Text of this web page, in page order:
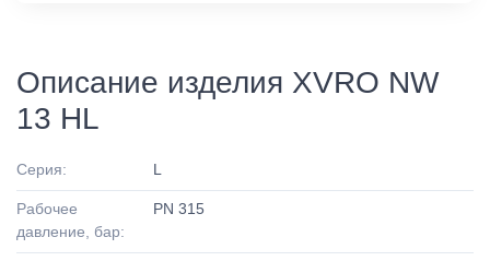
Описание изделия XVRO NW
13 HL
Серия: L
Рабочее
давление, бар:
PN 315